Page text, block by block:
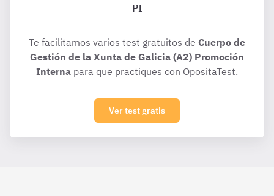
PI
Te facilitamos varios test gratuitos de Cuerpo de
Gestión de la Xunta de Galicia (A2) Promoción
Interna para que practiques con OpositaTest.
Ver test gratis